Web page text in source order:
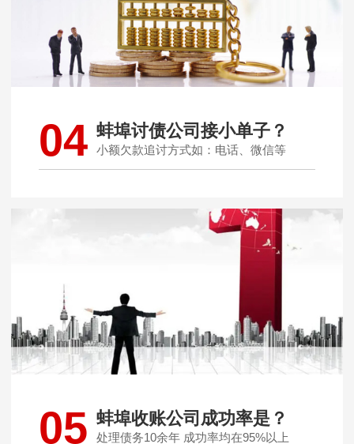
04 蚌埠讨债公司接小单子？
小额欠款追讨方式如：电话、微信等
05 蚌埠收账公司成功率是？
处理债务10余年 成功率均在95%以上